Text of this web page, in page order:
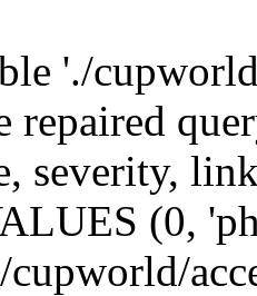
'./
repaired
severity,
(0,